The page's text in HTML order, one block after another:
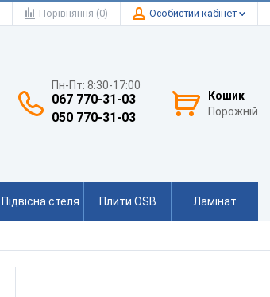
Порівняння (0) Особистий кабінет
Пн-Пт: 8:30-17:00
067 770-31-03
050 770-31-03
Кошик
Порожній
Підвісна стеля Плити OSB Ламінат